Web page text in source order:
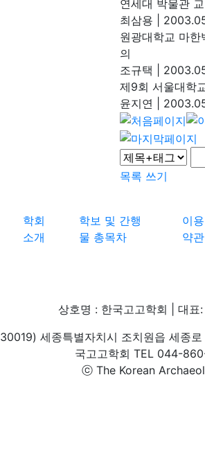
연세대 박물관
최삼용
원광대학교 마
의
조규택
제9회 서울대학
윤지연
목록 쓰기
학회
소개
학보 및 간행
물 총목차
이용
약관
상호명 : 한국고고학회 | 대
30019) 세종특별자치시 조치원읍 세종
국고고학회 TEL 044-
ⓒ The Korean